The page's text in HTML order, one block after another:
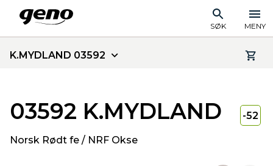
SØK MENY
K.MYDLAND 03592
03592 K.MYDLAND
Norsk Rødt fe / NRF Okse
-52